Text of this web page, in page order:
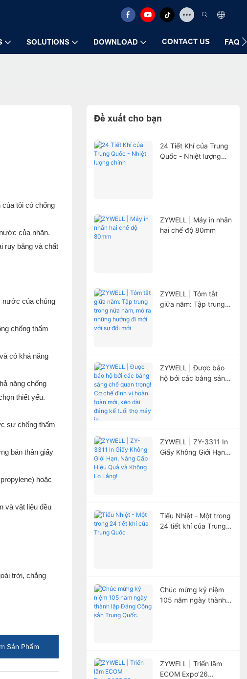
SOLUTIONS DOWNLOAD CONTACT US FAQ
tôi có chống
của nhãn.
ruy băng và chất
nước của chúng
chống thấm
có khả năng
năng chống
thiết yếu.
sự chống thấm
bản thân giấy
hoặc
và vật liệu đều
trời, chẳng
Sản Phẩm
Đề xuất cho bạn
24 Tiết Khí của Trung
Quốc - Nhiệt lượng
ZYWELL | Máy in nhãn
hai chế độ 80mm
ZYWELL | Tóm tắt
giữa năm: Tập trung
ZYWELL | Được bảo
hộ bởi các bằng sáng
ZYWELL | ZY-3311 In
Giấy Không Giới Hạn,
Tiểu Nhiệt - Một trong
24 tiết khí của Trung
Chúc mừng kỷ niệm
105 năm ngày thành
ZYWELL | Triển lãm
ECOM Expo'26